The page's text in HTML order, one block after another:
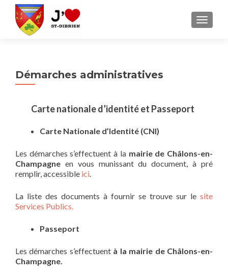
Démarches administratives
Carte nationale d’identité et Passeport
Carte Nationale d’Identité (CNI)
Les démarches s’effectuent à la mairie de Châlons-en-
Champagne en vous munissant du document, à pré
remplir, accessible ici.
La liste des documents à fournir se trouve sur le site
Services Publics.
Passeport
Les démarches s’effectuent à la mairie de Châlons-en-
Champagne.